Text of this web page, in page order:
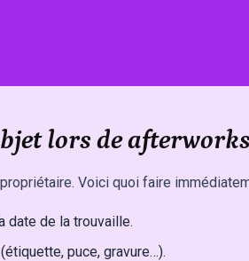
lors de
Voici quoi faire
date de la trouvaille.
puce, gravure…).